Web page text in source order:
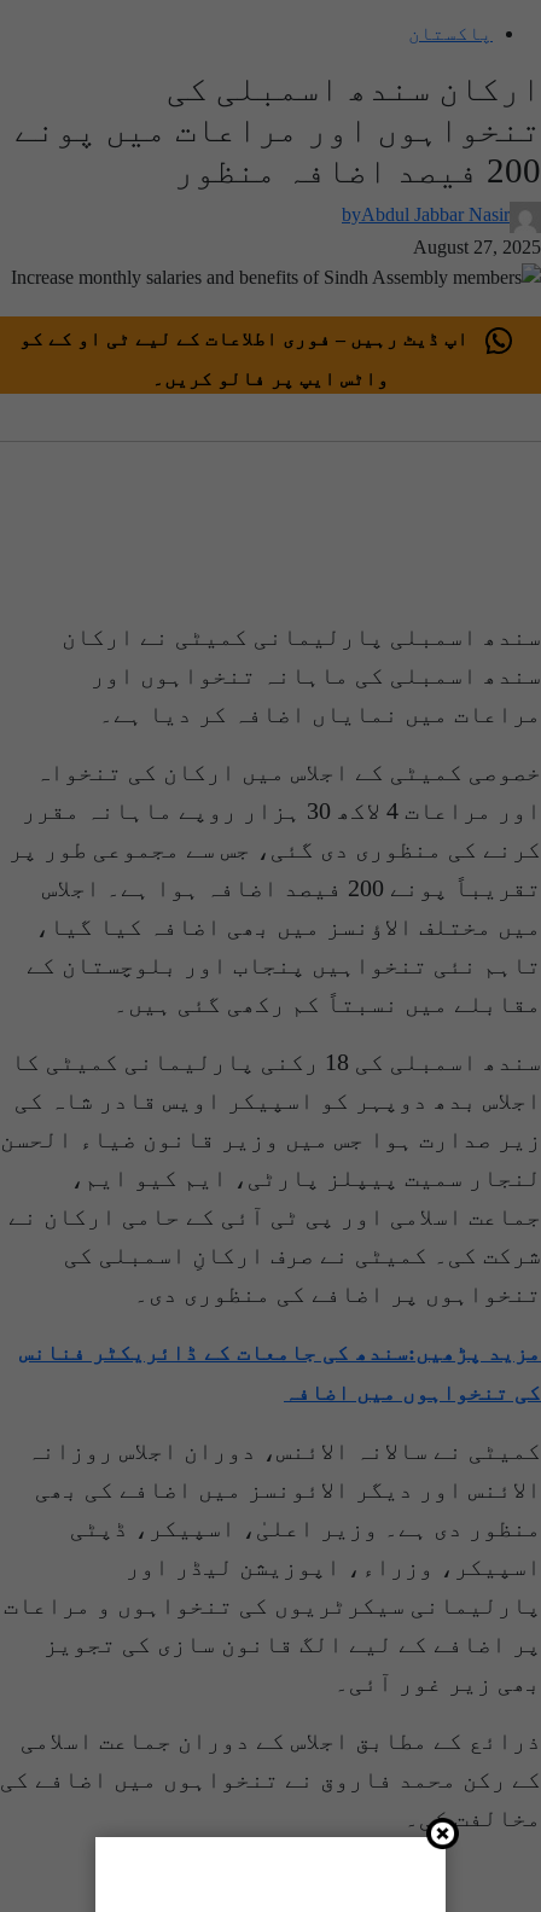
پاکستان
ارکان سندھ اسمبلی کی
تنخواہوں اور مراعات میں پونے
200 فیصد اضافہ منظور
byAbdul Jabbar Nasir
August 27, 2025
اپ ڈیٹ رہیں – فوری اطلاعات کے لیے ٹی او کے کو
واٹس ایپ پر فالو کریں۔
سندھ اسمبلی پارلیمانی کمیٹی نے ارکان
سندھ اسمبلی کی ماہانہ تنخواہوں اور
مراعات میں نمایاں اضافہ کر دیا ہے۔
خصوصی کمیٹی کے اجلاس میں ارکان کی تنخواہ
اور مراعات 4 لاکھ 30 ہزار روپے ماہانہ مقرر
کرنے کی منظوری دی گئی، جس سے مجموعی طور پر
تقریباً پونے 200 فیصد اضافہ ہوا ہے۔ اجلاس
میں مختلف الاؤنسز میں بھی اضافہ کیا گیا،
تاہم نئی تنخواہیں پنجاب اور بلوچستان کے
مقابلے میں نسبتاً کم رکھی گئی ہیں۔
سندھ اسمبلی کی 18 رکنی پارلیمانی کمیٹی کا
اجلاس بدھ دوپہر کو اسپیکر اویس قادر شاہ کی
زیر صدارت ہوا جس میں وزیر قانون ضیاء الحسن
لنجار سمیت پیپلز پارٹی، ایم کیو ایم،
جماعت اسلامی اور پی ٹی آئی کے حامی ارکان نے
شرکت کی۔ کمیٹی نے صرف ارکانِ اسمبلی کی
تنخواہوں پر اضافے کی منظوری دی۔
مزید پڑھیں:سندھ کی جامعات کے ڈائریکٹر فنانس
کی تنخواہوں میں اضافہ
کمیٹی نے سالانہ الائنس، دوران اجلاس روزانہ
الائنس اور دیگر الائونسز میں اضافے کی بھی
منظور دی ہے۔ وزیر اعلیٰ، اسپیکر، ڈپٹی
اسپیکر، وزراء، اپوزیشن لیڈر اور
پارلیمانی سیکرٹریوں کی تنخواہوں و مراعات
پر اضافے کے لیے الگ قانون سازی کی تجویز
بھی زیر غور آئی۔
ذرائع کے مطابق اجلاس کے دوران جماعت اسلامی
کے رکن محمد فاروق نے تنخواہوں میں اضافے کی
مخالفت کی۔